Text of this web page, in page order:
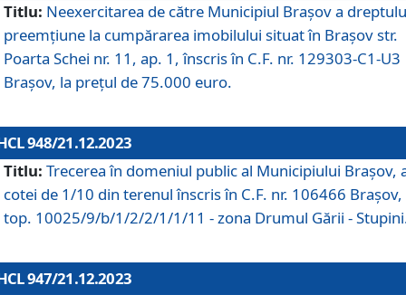
Titlu: Neexercitarea de către Municipiul Brașov a
preemțiune la cumpărarea imobilului situat în Brașov str.
Poarta Schei nr. 11, ap. 1, înscris în C.F. nr. 129303-C1-U3
Brașov, la prețul de 75.000 euro.
948/21.12.2023
Titlu: Trecerea în domeniul public al Municipiului Braşov,
cotei de 1/10 din terenul înscris în C.F. nr. 106466 Brașov,
top. 10025/9/b/1/2/2/1/1/11 - zona Drumul Gării -
947/21.12.2023